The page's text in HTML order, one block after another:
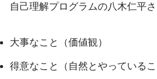
自己理解プログラムの八木仁平
大事なこと（価値観）
得意なこと（自然とやっているこ